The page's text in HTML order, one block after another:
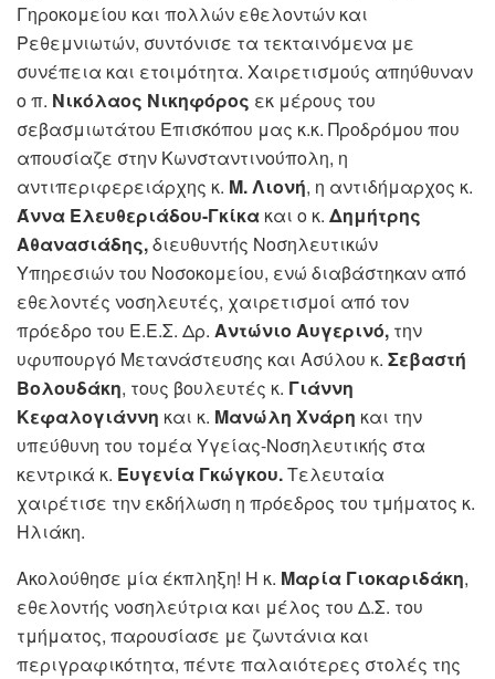
Γηροκομείου και πολλών εθελοντών και
Ρεθεμνιωτών, συντόνισε τα τεκταινόμενα με
συνέπεια και ετοιμότητα. Χαιρετισμούς απηύθυναν
ο π. Νικόλαος Νικηφόρος εκ μέρους του
σεβασμιωτάτου Επισκόπου μας κ.κ. Προδρόμου που
απουσίαζε στην Κωνσταντινούπολη, η
αντιπεριφερειάρχης κ. Μ. Λιονή, η αντιδήμαρχος κ.
Άννα Ελευθεριάδου-Γκίκα και ο κ. Δημήτρης
Αθανασιάδης,διευθυντής Νοσηλευτικών
Υπηρεσιών του Νοσοκομείου, ενώ διαβάστηκαν από
εθελοντές νοσηλευτές, χαιρετισμοί από τον
πρόεδρο του Ε.Ε.Σ. Δρ. Αντώνιο Αυγερινό, την
υφυπουργό Μετανάστευσης και Ασύλου κ. Σεβαστή
Βολουδάκη, τους βουλευτές κ. Γιάννη
Κεφαλογιάννη και κ. Μανώλη Χνάρη και την
υπεύθυνη του τομέα Υγείας-Νοσηλευτικής στα
κεντρικά κ. Ευγενία Γκώγκου.Τελευταία
χαιρέτισε την εκδήλωση η πρόεδρος του τμήματος κ.
Ηλιάκη.
Ακολούθησε μία έκπληξη! Η κ. Μαρία Γιοκαριδάκη,
εθελοντής νοσηλεύτρια και μέλος του Δ.Σ. του
τμήματος, παρουσίασε με ζωντάνια και
περιγραφικότητα, πέντε παλαιότερες στολές της